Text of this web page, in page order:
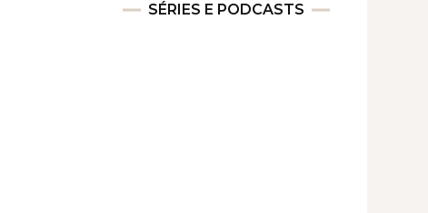
SÉRIES E PODCASTS